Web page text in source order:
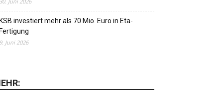
investiert mehr als 70 Mio. Euro in Eta-
Juni 2026